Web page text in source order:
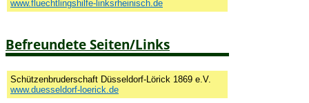
www.fluechtlingshilfe-linksrheinisch.de
Befreundete Seiten/Links
Schützenbruderschaft Düsseldorf-Lörick 1869 e.V.
www.duesseldorf-loerick.de